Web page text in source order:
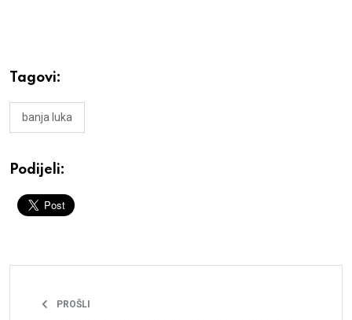
Tagovi:
banja luka
Podijeli:
PROŠLI